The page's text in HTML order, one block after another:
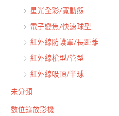
星光全彩/寬動態
電子變焦/快速球型
紅外線防護罩/長距離
紅外線槍型/管型
紅外線吸頂/半球
未分類
數位錄放影機